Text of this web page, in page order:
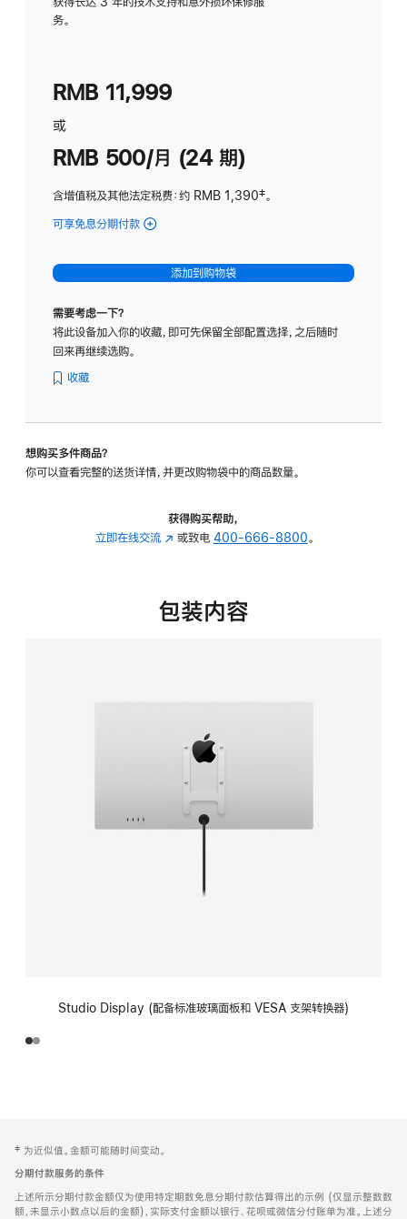
务。
RMB 11,999
或
RMB 500/月 (24 期)
含增值税及其他法定税费：约 RMB 1,390脚
‡。
可享免息分期付款 (Studio
-
标
璃
转
的
添加到购物袋
需要考虑一下？
将此设备加入你的收藏，即可先保留全部配置选择，之后随时
回来再继续选购。
收藏
想购买多件商品？
你可以查看完整的送货详情，并更改购物袋中的商品数量。
获得购买帮助，
立即在线交流 (在
中
或致电 400-666-8800。
包装内容
Studio Display (配备标准玻璃面板和 VESA 支架转换器)
页
页
脚
注
‡ 为近似值。金额可能随时间变动。
分期付款服务的条件
上述所示分期付款金额仅为使用特定期数免息分期付款估算得出的示例 (仅显示整数数
额，未显示小数点以后的金额)，实际支付金额以银行、花呗或微信分付账单为准。上述分